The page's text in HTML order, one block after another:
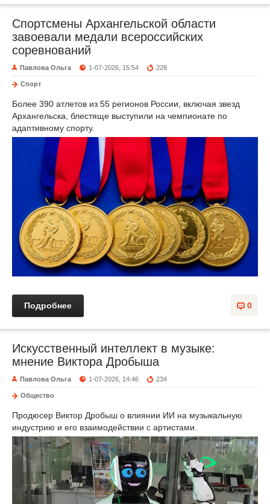
Спортсмены Архангельской области
завоевали медали всероссийских
соревнований
Павлова Ольга 1-07-2026, 15:54 228
Спорт
Более 390 атлетов из 55 регионов России, включая звезд
Архангельска, блестяще выступили на чемпионате по
адаптивному спорту.
0
Подробнее
Искусственный интеллект в музыке:
мнение Виктора Дробыша
Павлова Ольга 1-07-2026, 14:46 234
Общество
Продюсер Виктор Дробыш о влиянии ИИ на музыкальную
индустрию и его взаимодействии с артистами.